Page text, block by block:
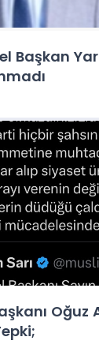
Başkan
Oğuz